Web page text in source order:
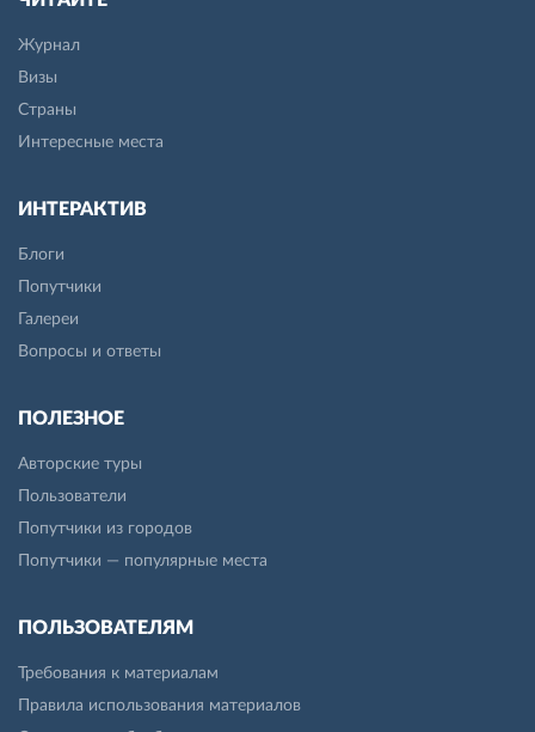
Журнал
Визы
Страны
Интересные места
ИНТЕРАКТИВ
Блоги
Попутчики
Галереи
Вопросы и ответы
ПОЛЕЗНОЕ
Авторские туры
Пользователи
Попутчики из городов
Попутчики — популярные места
ПОЛЬЗОВАТЕЛЯМ
Требования к материалам
Правила использования материалов